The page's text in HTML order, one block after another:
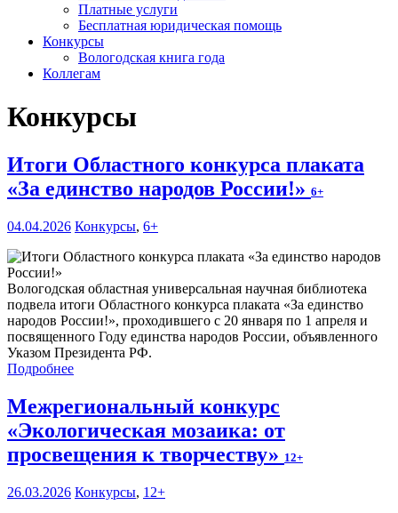
Платные услуги
Бесплатная юридическая помощь
Конкурсы
Вологодская книга года
Коллегам
Конкурсы
Итоги Областного конкурса плаката
«За единство народов России!» 6+
04.04.2026 Конкурсы, 6+
Вологодская областная универсальная научная библиотека
подвела итоги Областного конкурса плаката «За единство
народов России!», проходившего с 20 января по 1 апреля и
посвященного Году единства народов России, объявленного
Указом Президента РФ.
Подробнее
Межрегиональный конкурс
«Экологическая мозаика: от
просвещения к творчеству» 12+
26.03.2026 Конкурсы, 12+